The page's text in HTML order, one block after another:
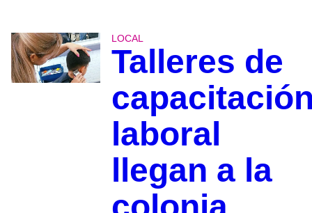
LOCAL
Talleres de
laboral
llegan a la